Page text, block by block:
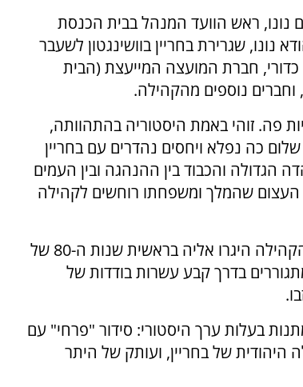
נונו, ראש הוועד המנהל בבית הכנסת
נונו, שגרירת בחריין בוושינגטון לשעבר
כדורי, חברת המועצה המייעצת (הבית
וחברים נוספים מהקהילה.
פה. זוהי באמת היסטוריה בהתהוותה,
כה נפלא ויחסים נהדרים עם בחריין
הגדולה והכבוד בין ההנהגה ובין העמים
העצום שהמלך ומשפחתו רוחשים לקהילה
הקהילה היהודית היושבת במנאמה הינה מקומית. חברי הקהילה היגרו אליה בראשית שנות ה-80 של
מתגוררים בדרך קבע עשרות בודדות של
בעלות ערך היסטורי: סידור "פרחי" עם
של בחריין, ועותק של היתר